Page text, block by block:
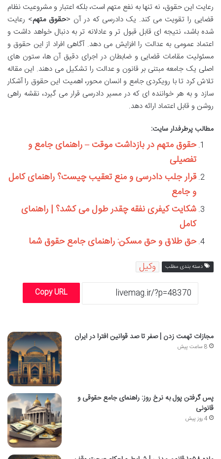
رعایت این حقوق، نه تنها به نفع متهم است، بلکه اعتبار و مشروعیت نظام
قضایی را تقویت می کند. یک دادرسی که در آن <حقوق متهم> رعایت
شده باشد، نتیجه ای قابل قبول تر و عادلانه تر به دنبال خواهد داشت و
اعتماد عمومی به عدالت را افزایش می دهد. آگاهی افراد از این حقوق و
مسئولیت مقامات قضایی و ضابطان در اجرای دقیق آن ها، ستون های
اصلی یک جامعه مبتنی بر قانون و عدالت را تشکیل می دهند. این مقاله
تلاش کرد تا با رویکردی جامع و انسان محور، اهمیت این حقوق را آشکار
سازد و به هر خواننده ای که در مسیر دادرسی قرار می گیرد، نقشه راهی
روشن و قابل اعتماد ارائه دهد.
مطالب پرطرفدار سایت:
حقوق متهم در بازداشت موقت – راهنمای جامع و
تفصیلی
قرار جلب دادرسی و منع تعقیب چیست؟ راهنمای کامل
و جامع
شکایت کیفری نفقه چقدر طول می کشد؟ | راهنمای
کامل
حق طلاق و حق مسکن: راهنمای جامع حقوق شما
دسته بندی مطلب وکیل
Copy URL
مجازات تهمت زدن | صفر تا صد قوانین افترا در ایران
8 ساعت پیش
پس گرفتن پول به نرخ روز: راهنمای جامع حقوقی و
قانونی
4 روز پیش